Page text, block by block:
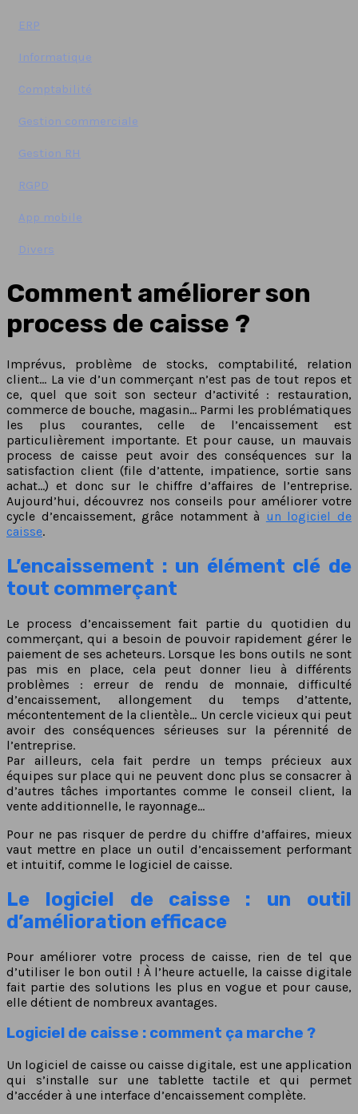
ERP
Informatique
Comptabilité
Gestion commerciale
Gestion RH
RGPD
App mobile
Divers
Comment améliorer son
process de caisse ?
Imprévus, problème de stocks, comptabilité, relation
client… La vie d’un commerçant n’est pas de tout repos et
ce, quel que soit son secteur d’activité : restauration,
commerce de bouche, magasin… Parmi les problématiques
les plus courantes, celle de l’encaissement est
particulièrement importante. Et pour cause, un mauvais
process de caisse peut avoir des conséquences sur la
satisfaction client (file d’attente, impatience, sortie sans
achat…) et donc sur le chiffre d’affaires de l’entreprise.
Aujourd’hui, découvrez nos conseils pour améliorer votre
cycle d’encaissement, grâce notamment à un logiciel de
caisse.
L’encaissement : un élément clé de
tout commerçant
Le process d’encaissement fait partie du quotidien du
commerçant, qui a besoin de pouvoir rapidement gérer le
paiement de ses acheteurs. Lorsque les bons outils ne sont
pas mis en place, cela peut donner lieu à différents
problèmes : erreur de rendu de monnaie, difficulté
d’encaissement, allongement du temps d’attente,
mécontentement de la clientèle… Un cercle vicieux qui peut
avoir des conséquences sérieuses sur la pérennité de
l’entreprise.
Par ailleurs, cela fait perdre un temps précieux aux
équipes sur place qui ne peuvent donc plus se consacrer à
d’autres tâches importantes comme le conseil client, la
vente additionnelle, le rayonnage…
Pour ne pas risquer de perdre du chiffre d’affaires, mieux
vaut mettre en place un outil d’encaissement performant
et intuitif, comme le logiciel de caisse.
Le logiciel de caisse : un outil
d’amélioration efficace
Pour améliorer votre process de caisse, rien de tel que
d’utiliser le bon outil ! À l’heure actuelle, la caisse digitale
fait partie des solutions les plus en vogue et pour cause,
elle détient de nombreux avantages.
Logiciel de caisse : comment ça marche ?
Un logiciel de caisse ou caisse digitale, est une application
qui s’installe sur une tablette tactile et qui permet
d’accéder à une interface d’encaissement complète.